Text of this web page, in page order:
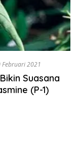
Februari 2021
Suasana
(P-1)